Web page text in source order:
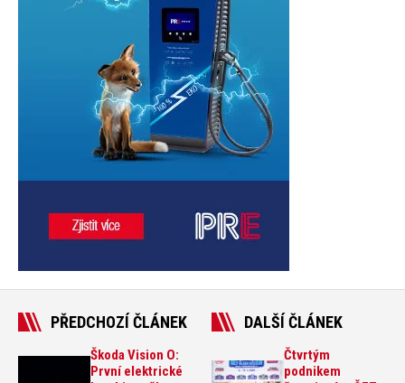
PŘEDCHOZÍ ČLÁNEK
Škoda Vision O:
První elektrické
DALŠÍ ČLÁNEK
Čtvrtým
podnikem